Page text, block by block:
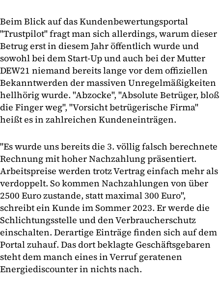
Beim Blick auf das Kundenbewertungsportal
"Trustpilot" fragt man sich allerdings, warum dieser
Betrug erst in diesem Jahr öffentlich wurde und
sowohl bei dem Start-Up und auch bei der Mutter
DEW21 niemand bereits lange vor dem offiziellen
Bekanntwerden der massiven Unregelmäßigkeiten
hellhörig wurde. "Abzocke", "Absolute Betrüger, bloß
die Finger weg", "Vorsicht betrügerische Firma"
heißt es in zahlreichen Kundeneinträgen.
"Es wurde uns bereits die 3. völlig falsch berechnete
Rechnung mit hoher Nachzahlung präsentiert.
Arbeitspreise werden trotz Vertrag einfach mehr als
verdoppelt. So kommen Nachzahlungen von über
2500 Euro zustande, statt maximal 300 Euro",
schreibt ein Kunde im Sommer 2023. Er werde die
Schlichtungsstelle und den Verbraucherschutz
einschalten. Derartige Einträge finden sich auf dem
Portal zuhauf. Das dort beklagte Geschäftsgebaren
steht dem manch eines in Verruf geratenen
Energiediscounter in nichts nach.